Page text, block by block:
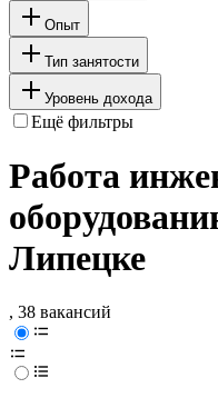
Опыт
Тип занятости
Уровень дохода
Ещё фильтры
Работа
Липецке
, 38 вакансий